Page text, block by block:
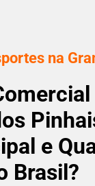
na
e
Brasil?